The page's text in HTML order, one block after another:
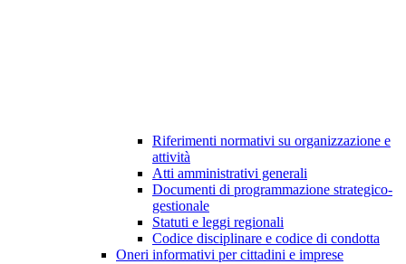
Riferimenti normativi su organizzazione e
attività
Atti amministrativi generali
Documenti di programmazione strategico-
gestionale
Statuti e leggi regionali
Codice disciplinare e codice di condotta
Oneri informativi per cittadini e imprese